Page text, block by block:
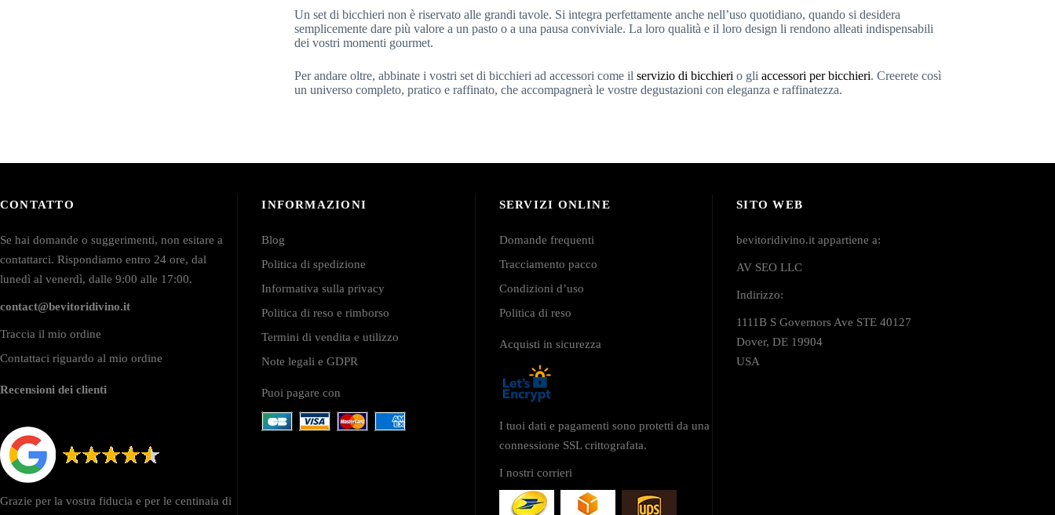
Un set di bicchieri non è riservato alle grandi tavole. Si integra perfettamente anche nell’uso quotidiano, quando si desidera
semplicemente dare più valore a un pasto o a una pausa conviviale. La loro qualità e il loro design li rendono alleati indispensabili
dei vostri momenti gourmet.
Per andare oltre, abbinate i vostri set di bicchieri ad accessori come il servizio di bicchieri o gli accessori per bicchieri. Creerete così
un universo completo, pratico e raffinato, che accompagnerà le vostre degustazioni con eleganza e raffinatezza.
CONTATTO
Se hai domande o suggerimenti, non esitare a
contattarci. Rispondiamo entro 24 ore, dal
lunedì al venerdì, dalle 9:00 alle 17:00.
contact@bevitoridivino.it
Traccia il mio ordine
Contattaci riguardo al mio ordine
Recensioni dei clienti
Grazie per la vostra fiducia e per le centinaia di
INFORMAZIONI
Blog
Politica di spedizione
Informativa sulla privacy
Politica di reso e rimborso
Termini di vendita e utilizzo
Note legali e GDPR
Puoi pagare con
SERVIZI ONLINE
Domande frequenti
Tracciamento pacco
Condizioni d’uso
Politica di reso
Acquisti in sicurezza
I tuoi dati e pagamenti sono protetti da una
connessione SSL crittografata.
I nostri corrieri
SITO WEB
bevitoridivino.it appartiene a:
AV SEO LLC
Indirizzo:
1111B S Governors Ave STE 40127
Dover, DE 19904
USA